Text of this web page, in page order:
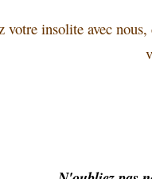
votre insolite avec